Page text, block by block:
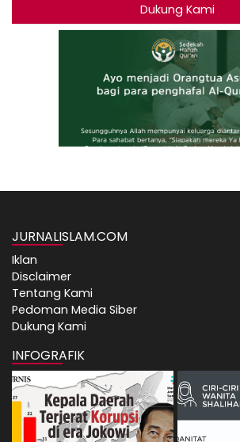
Dukung Kami
JURNALISLAM.COM
Iklan
Disclaimer
Tentang Kami
Pedoman Media Siber
Dukung Kami
INFOGRAFIK